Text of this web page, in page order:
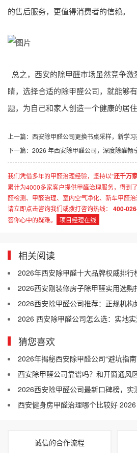
的售后服务，更值得消费者的信赖。
总之，西安的除甲醛市场虽然竞争
睛，选择合适的除甲醛公司，就能够
题，为自己和家人创造一个健康的居住
上一篇： 西安除甲醛公司更换书桌采样，新学
下一篇： 2026 年西安除甲醛公司，深度除醛畅
我们凭借多年的甲醛治理经验，坚持以“还千万
累计为4000多家客户提供甲醛治理服务，得到
醛检测、甲醛治理、室内空气净化、新车甲醛
请立即点击咨询我们或拨打咨询热线：
400-
答你心中的疑难。
项目经理在线
相关阅读
2026年西安除甲醛十大品牌权威排行
2026西安刚装修房子除甲醛实用选购
2026西安除甲醛公司推荐：正规机构
2026 西安除甲醛公司怎么选：实地实测对
猜您喜欢
2026年揭秘西安除甲醛公司“避坑指南”，让
西安除甲醛公司靠谱吗？和开窗通风
2026西安除甲醛公司最新口碑榜，实
西安健身房甲醛治理哪个比较好
诚信的合作流程